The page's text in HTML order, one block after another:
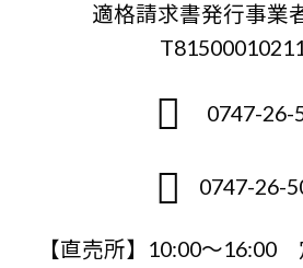
適格請求書発行事業
0747-26-
0747-26-
【直売所】10:00〜16:00